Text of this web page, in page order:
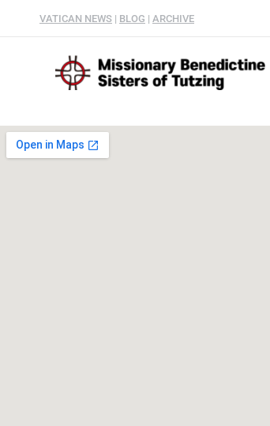
VATICAN NEWS | BLOG | ARCHIVE